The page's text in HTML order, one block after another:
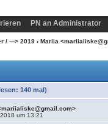
PN an Administrator
/ ---> 2019› Mariia
140 mal)
um 13:21